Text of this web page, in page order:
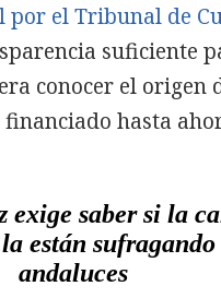
por el Tribunal de
suficiente
conocer el origen
hasta
exige saber si la
están sufragando
andaluces